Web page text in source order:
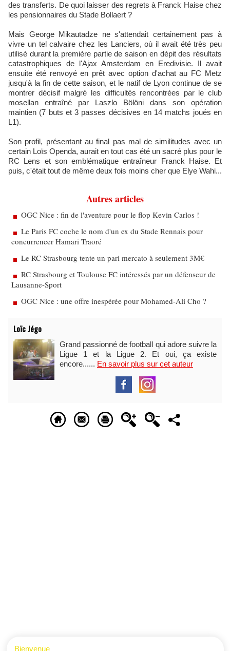
des transferts. De quoi laisser des regrets à Franck Haise chez
les pensionnaires du Stade Bollaert ?
Mais George Mikautadze ne s'attendait certainement pas à
vivre un tel calvaire chez les Lanciers, où il avait été très peu
utilisé durant la première partie de saison en dépit des résultats
catastrophiques de l'Ajax Amsterdam en Eredivisie. Il avait
ensuite été renvoyé en prêt avec option d'achat au FC Metz
jusqu'à la fin de cette saison, et le natif de Lyon continue de se
montrer décisif malgré les difficultés rencontrées par le club
mosellan entraîné par Laszlo Bölöni dans son opération
maintien (7 buts et 3 passes décisives en 14 matchs joués en
L1).
Son profil, présentant au final pas mal de similitudes avec un
certain Loïs Openda, aurait en tout cas été un sacré plus pour le
RC Lens et son emblématique entraîneur Franck Haise. Et
puis, c'était tout de même deux fois moins cher que Elye Wahi...
Autres articles
OGC Nice : fin de l'aventure pour le flop Kevin Carlos !
Le Paris FC coche le nom d'un ex du Stade Rennais pour
concurrencer Hamari Traoré
Le RC Strasbourg tente un pari mercato à seulement 3M€
RC Strasbourg et Toulouse FC intéressés par un défenseur de
Lausanne-Sport
OGC Nice : une offre inespérée pour Mohamed-Ali Cho ?
Loïc Jégo
Grand passionné de football qui adore suivre la
Ligue 1 et la Ligue 2. Et oui, ça existe
encore...... En savoir plus sur cet auteur
Bienvenue